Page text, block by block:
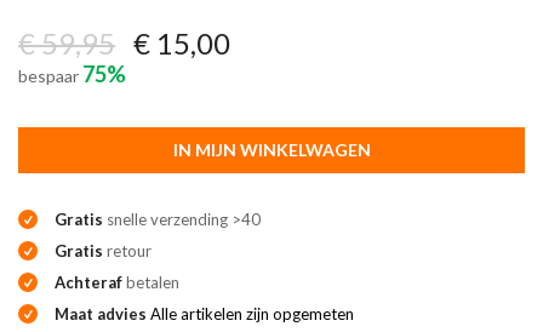
€ 59,95 € 15,00
bespaar 75%
IN MIJN WINKELWAGEN
Gratis snelle verzending >40
Gratis retour
Achterafbetalen
Maat advies Alle artikelen zijn opgemeten